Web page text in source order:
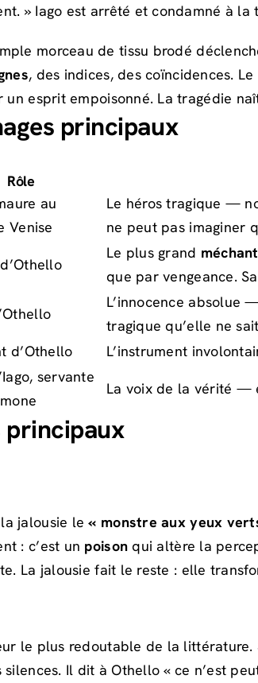
» Iago est arrêté et condamné à
morceau de tissu brodé
, des indices, des coïncidences.
esprit empoisonné. La tragédie
principaux
Rôle
au
Venise
Le héros tragique —
ne peut pas imaginer
Le plus grand méchant
que par vengeance.
L’innocence absolue
tragique qu’elle ne
d’Othello L’instrument
servante
La voix de la vérité —
principaux
jalousie le« monstre aux yeux
: c’est un poison qui altère la
La jalousie fait le reste : elle
le plus redoutable de la
silences. Il dit à Othello « ce n’est